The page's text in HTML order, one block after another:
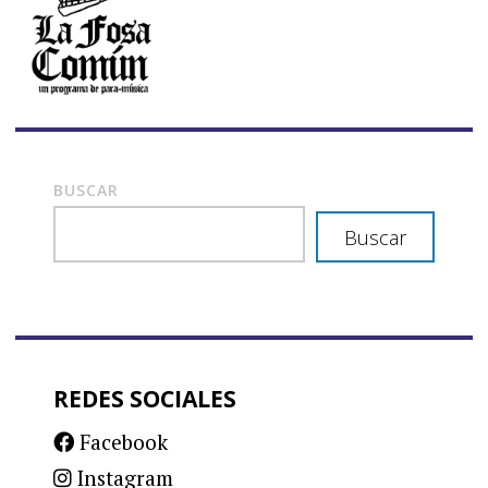
BUSCAR
Buscar
REDES SOCIALES
Facebook
Instagram